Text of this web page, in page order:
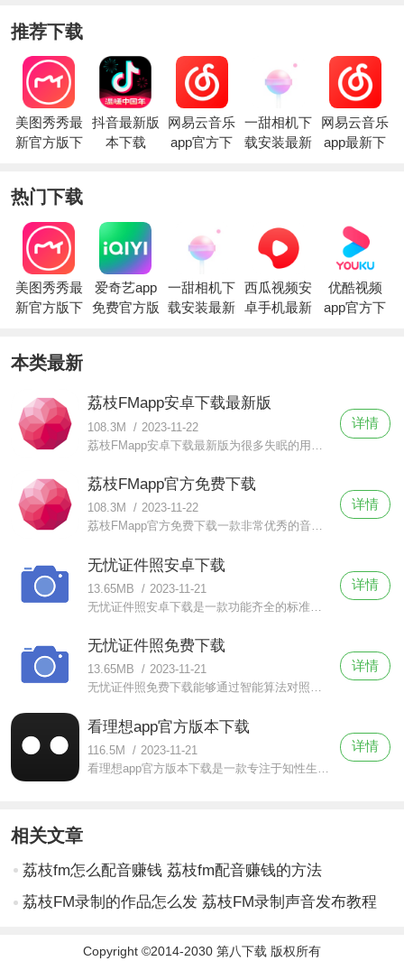
推荐下载
美图秀秀最
新官方版下
抖音最新版
本下载
网易云音乐
app官方下
一甜相机下
载安装最新
网易云音乐
app最新下
热门下载
美图秀秀最
新官方版下
爱奇艺app
免费官方版
一甜相机下
载安装最新
西瓜视频安
卓手机最新
优酷视频
app官方下
本类最新
荔枝FMapp安卓下载最新版
108.3M / 2023-11-22
详情
荔枝FMapp官方免费下载
108.3M / 2023-11-22
荔枝FMapp官方免费下载一款非常优秀的音频应用软件，对于很多喜欢在休闲娱乐的时候收听节目的小伙伴来说，包含了多种多样的频道供用户选择。如果，你想对个人情感有更深的理解，那么情感频道提供的相关FM。
详情
无忧证件照安卓下载
13.65MB / 2023-11-21
详情
无忧证件照免费下载
13.65MB / 2023-11-21
无忧证件照免费下载能够通过智能算法对照片进行美颜和纠错，让证件照更加清晰、明亮、自然。当然这是基于用户的自身选择，在用户的倾向和标准符合规范的照片尺度中找出最符合用户审美的照片。
详情
看理想app官方版本下载
116.5M / 2023-11-21
详情
相关文章
荔枝fm怎么配音赚钱 荔枝fm配音赚钱的方法
荔枝FM录制的作品怎么发 荔枝FM录制声音发布教程
Copyright ©2014-2030 第八下载 版权所有